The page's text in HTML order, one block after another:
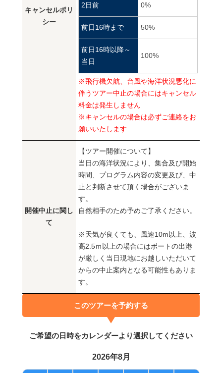
キャンセルポリ
シー
2日前 0%
前日16時まで 50%
前日16時以降～
当日
100%
※飛行機欠航、台風や海洋状況悪化に
伴うツアー中止の場合にはキャンセル
料金は発生しません
※キャンセルの場合は必ずご連絡をお
願いいたします
開催中止に関し
て
【ツアー開催について】
当日の海洋状況により、集合及び開始
時間、プログラム内容の変更及び、中
止と判断させて頂く場合がございま
す。
自然相手のため予めご了承ください。
※天気が良くても、風速10m以上、波
高2.5ｍ以上の場合にはボートの出港
が厳しく当日現地にお越しいただいて
からの中止案内となる可能性もありま
す。
このツアーを予約する
ご希望の日時をカレンダーより選択してください
2026年8月